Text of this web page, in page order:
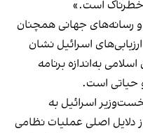
خطرناک است.»
رسانه‌های جهانی همچنان
اسرائیل نشان
به‌اندازه برنامه
حیاتی است.
اسرائیل به
دلایل اصلی عملیات نظامی